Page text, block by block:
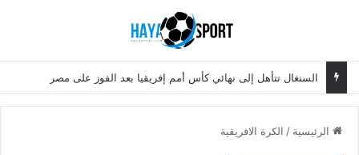
السنغال تتأهل إلى نهائي كأس أمم إفريقيا بعد الفوز على مصر
الرئيسية / الكرة الافريقية